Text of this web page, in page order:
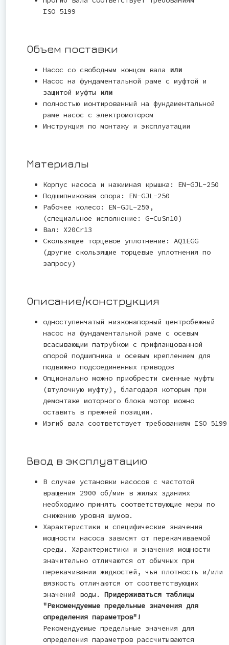
ISO 5199
Объем поставки
Насос со свободным концом вала или
Насос на фундаментальной раме с муфтой и
защитой муфты или
полностью монтированный на фундаментальной
раме насос с электромотором
Инструкция по монтажу и эксплуатации
Материалы
Корпус насоса и нажимная крышка: EN-GJL-250
Подшипниковая опора: EN-GJL-250
Рабочее колесо: EN-GJL-250,
(специальное исполнение: G-CuSn10)
Вал: X20Cr13
Скользящее торцевое уплотнение: AQ1EGG
(другие скользящие торцевые уплотнения по
запросу)
Описание/конструкция
одноступенчатый низконапорный центробежный
насос на фундаментальной раме с осевым
всасывающим патрубком с прифланцованной
опорой подшипника и осевым креплением для
подвижно подсоединенных приводов
Опционально можно приобрести сменные муфты
(втулочную муфту), благодаря которым при
демонтаже моторного блока мотор можно
оставить в прежней позиции.
Изгиб вала соответствует требованиям ISO 5199
Ввод в эксплуатацию
В случае установки насосов с частотой
вращения 2900 об/мин в жилых зданиях
необходимо принять соответствующие меры по
снижению уровня шумов.
Характеристики и специфические значения
мощности насоса зависят от перекачиваемой
среды. Характеристики и значения мощности
значительно отличаются от обычных при
перекачивании жидкостей, чья плотность и/или
вязкость отличаются от соответствующих
значений воды. Придерживаться таблицы
"Рекомендуемые предельные значения для
определения параметров"!
Рекомендуемые предельные значения для
определения параметров рассчитываются